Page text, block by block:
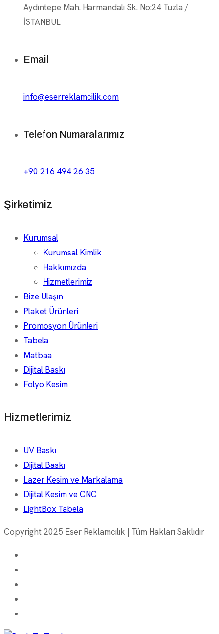
Aydıntepe Mah. Harmandalı Sk. No:24 Tuzla /
İSTANBUL
Email
info@eserreklamcilik.com
Telefon Numaralarımız
+90 216 494 26 35
Şirketimiz
Kurumsal
Kurumsal Kimlik
Hakkımızda
Hizmetlerimiz
Bize Ulaşın
Plaket Ürünleri
Promosyon Ürünleri
Tabela
Matbaa
Dijital Baskı
Folyo Kesim
Hizmetlerimiz
UV Baskı
Dijital Baskı
Lazer Kesim ve Markalama
Dijital Kesim ve CNC
LightBox Tabela
Copyright 2025 Eser Reklamcılık | Tüm Hakları Saklıdır